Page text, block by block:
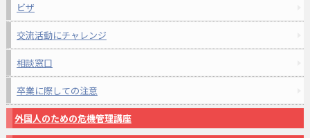
ビザ
交流活動にチャレンジ
相談窓口
卒業に際しての注意
外国人のための危機管理講座